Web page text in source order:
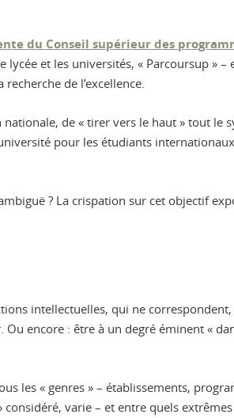
du Conseil supérieur des
et les universités, « Parcoursup »
de l’excellence.
de « tirer vers le haut » tout le
pour les étudiants
? La crispation sur cet objectif
intellectuelles, qui ne
encore : être à un degré éminent «
les « genres » – établissements,
varie – et entre quels